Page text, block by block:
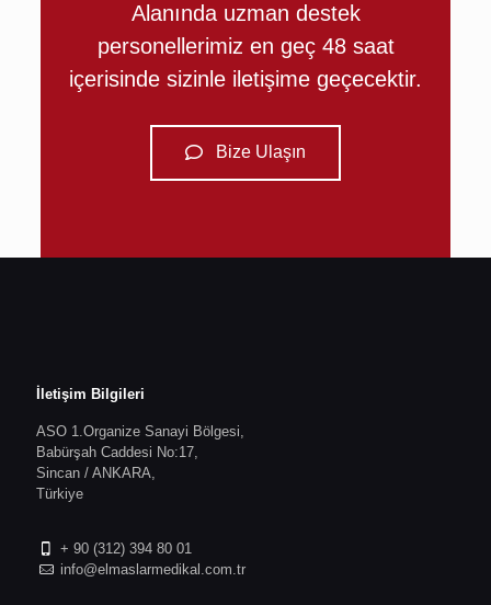
Alanında uzman destek
personellerimiz en geç 48 saat
içerisinde sizinle iletişime geçecektir.
Bize Ulaşın
İletişim Bilgileri
ASO 1.Organize Sanayi Bölgesi,
Babürşah Caddesi No:17,
Sincan / ANKARA,
Türkiye
+ 90 (312) 394 80 01
info@elmaslarmedikal.com.tr